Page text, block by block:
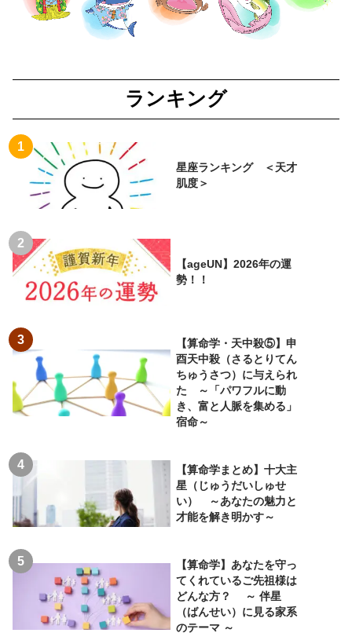
ランキング
星座ランキング ＜天才
肌度＞
【ageUN】2026年の運
勢！！
【算命学・天中殺⑤】申
酉天中殺（さるとりてん
ちゅうさつ）に与えられ
た ～「パワフルに動
き、富と人脈を集める」
宿命～
【算命学まとめ】十大主
星（じゅうだいしゅせ
い） ～あなたの魅力と
才能を解き明かす～
【算命学】あなたを守っ
てくれているご先祖様は
どんな方？ ～ 伴星
（ばんせい）に見る家系
のテーマ ～